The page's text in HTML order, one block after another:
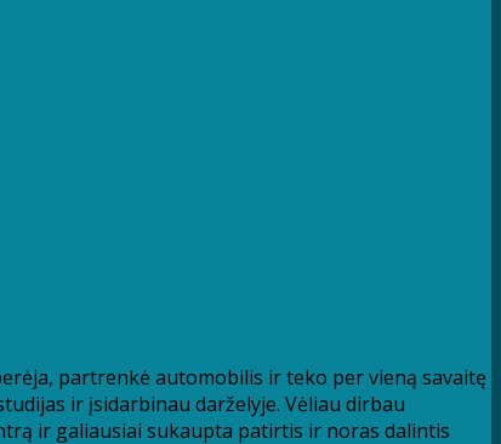
partrenkė automobilis ir teko per vieną savaitę
ir įsidarbinau darželyje. Vėliau dirbau
ir galiausiai sukaupta patirtis ir noras dalintis